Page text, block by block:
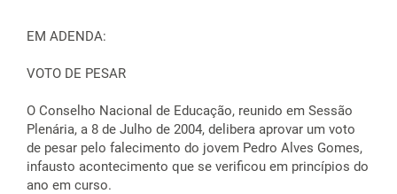
EM ADENDA:
VOTO DE PESAR
O Conselho Nacional de Educação, reunido em Sessão
Plenária, a 8 de Julho de 2004, delibera aprovar um voto
de pesar pelo falecimento do jovem Pedro Alves Gomes,
infausto acontecimento que se verificou em princípios do
ano em curso.